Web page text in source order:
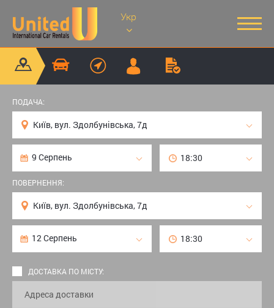
Укр
ПОДАЧА:
ПОВЕРНЕННЯ:
ДОСТАВКА ПО МІСТУ: